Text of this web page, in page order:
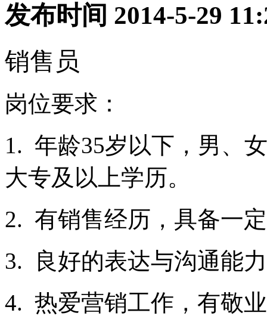
发布时间 2014-5-29
销售员
岗位要求：
1. 年龄35岁以下，男、
大专及以上学历。
2. 有销售经历，具备一
3.
良好的表达与沟通能
4. 热爱营销工作，有敬